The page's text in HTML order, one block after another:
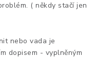
( někdy stačí jen
nebo vada je
dopisem - vyplněným